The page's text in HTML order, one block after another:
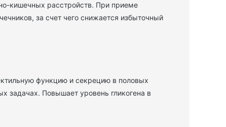
кишечных расстройств. При приеме
за счет чего снижается избыточный
функцию и секрецию в половых
задачах. Повышает уровень гликогена в